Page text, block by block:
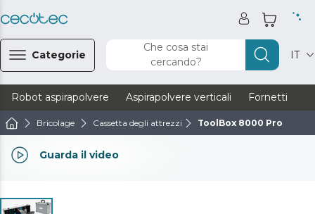
Categorie
Che cosa stai
cercando?
IT
Robot aspirapolvere Aspirapolvere verticali Fornetti
Bricolage Cassetta degli attrezzi ToolBox 8000 Pro
Guarda il video